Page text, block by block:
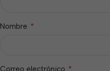
Nombre *
Correo electrónico *